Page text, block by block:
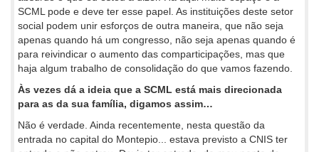
SCML pode e deve ter esse papel. As instituições deste setor
social podem unir esforços de outra maneira, que não seja
apenas quando há um congresso, não seja apenas quando é
para reivindicar o aumento das comparticipações, mas que
haja algum trabalho de consolidação do que vamos fazendo.
Às vezes dá a ideia que a SCML está mais direcionada
para as da sua família, digamos assim…
Não é verdade. Ainda recentemente, nesta questão da
entrada no capital do Montepio... estava previsto a CNIS ter